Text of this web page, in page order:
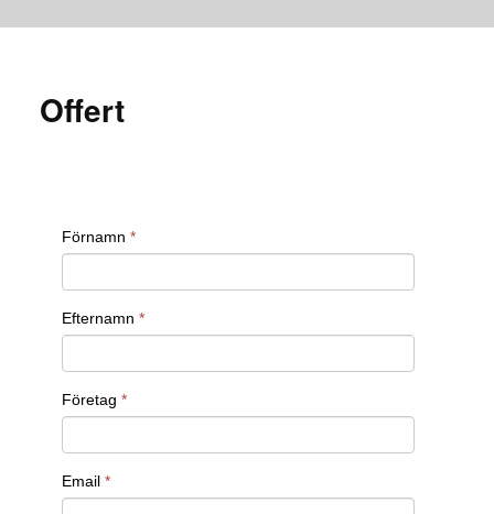
Offert